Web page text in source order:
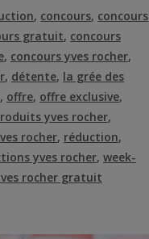
, concours, concours
gratuit, concours
, concours yves rocher,
, détente, la grée des
, offre, offre exclusive,
yves rocher,
rocher, réduction,
yves rocher, week-
rocher gratuit